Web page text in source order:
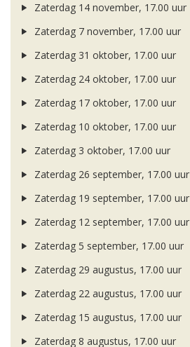
Zaterdag 14 november, 17.00 uur
Zaterdag 7 november, 17.00 uur
Zaterdag 31 oktober, 17.00 uur
Zaterdag 24 oktober, 17.00 uur
Zaterdag 17 oktober, 17.00 uur
Zaterdag 10 oktober, 17.00 uur
Zaterdag 3 oktober, 17.00 uur
Zaterdag 26 september, 17.00 uur
Zaterdag 19 september, 17.00 uur
Zaterdag 12 september, 17.00 uur
Zaterdag 5 september, 17.00 uur
Zaterdag 29 augustus, 17.00 uur
Zaterdag 22 augustus, 17.00 uur
Zaterdag 15 augustus, 17.00 uur
Zaterdag 8 augustus, 17.00 uur